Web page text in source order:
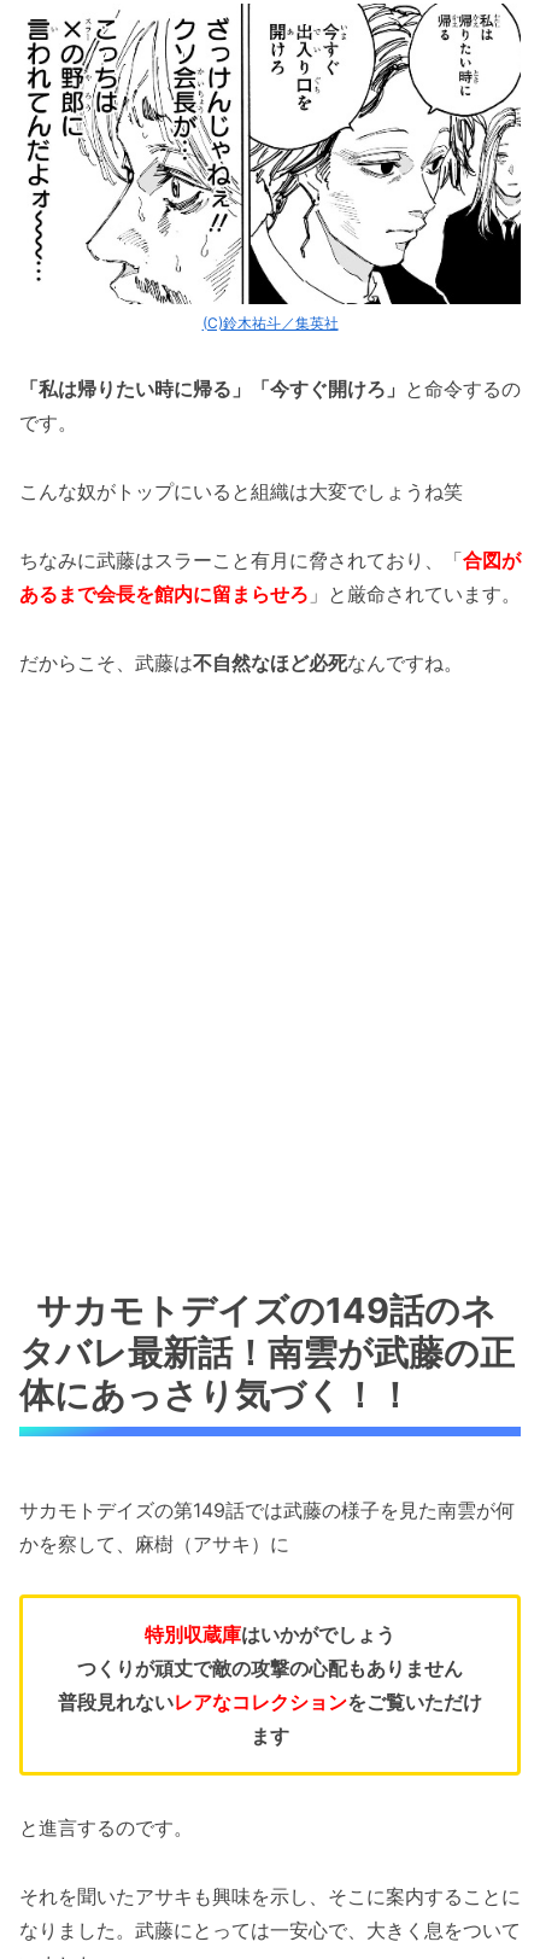
(C)鈴木祐斗／集英社
「私は帰りたい時に帰る」「今すぐ開けろ」 と命令するの
です。
こんな奴がトップにいると組織は大変でしょうね笑
ちなみに武藤はスラーこと有月に脅されており、「合図が
あるまで会長を館内に留まらせろ 」と厳命されています。
だからこそ、武藤は不自然なほど必死なんですね。
サカモトデイズの149話のネ
タバレ最新話！南雲が武藤の正
体にあっさり気づく！！
サカモトデイズの第149話では武藤の様子を見た南雲が何
かを察して、麻樹（アサキ）に
特別収蔵庫はいかがでしょう
つくりが頑丈で敵の攻撃の心配もありません
普段見れないレアなコレクションをご覧いただけ
ます
と進言するのです。
それを聞いたアサキも興味を示し、そこに案内することに
なりました。武藤にとっては一安心で、大きく息をついて